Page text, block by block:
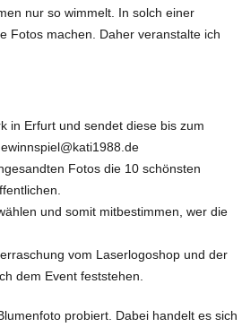
nur so wimmelt. In solch einer
Fotos machen. Daher veranstalte ich
in Erfurt und sendet diese bis zum
Fotos die 10 schönsten
und somit mitbestimmen, wer die
vom Laserlogoshop und der
dem Event feststehen.
probiert. Dabei handelt es sich